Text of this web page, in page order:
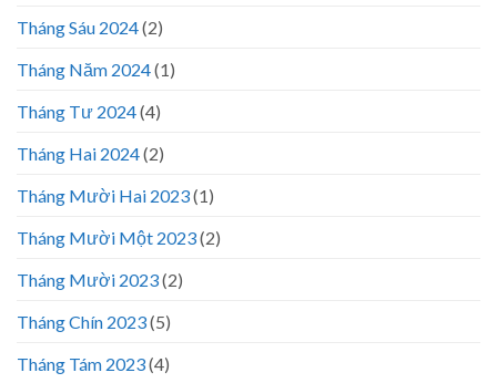
Tháng Sáu 2024(2)
Tháng Năm 2024(1)
Tháng Tư 2024(4)
Tháng Hai 2024(2)
Tháng Mười Hai 2023(1)
Tháng Mười Một 2023(2)
Tháng Mười 2023(2)
Tháng Chín 2023(5)
Tháng Tám 2023(4)